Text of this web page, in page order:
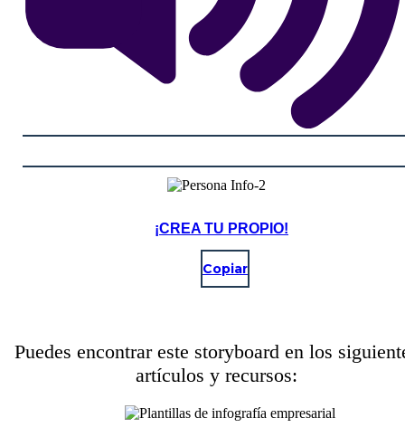
¡CREA TU PROPIO!
Copiar
Puedes encontrar este storyboard en los
artículos y recursos: